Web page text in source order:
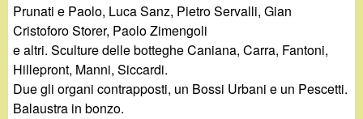
Prunati e Paolo, Luca Sanz, Pietro Servalli, Gian
Cristoforo Storer, Paolo Zimengoli
e altri. Sculture delle botteghe Caniana, Carra, Fantoni,
Hillepront, Manni, Siccardi.
Due gli organi contrapposti, un Bossi Urbani e un Pescetti.
Balaustra in bonzo.